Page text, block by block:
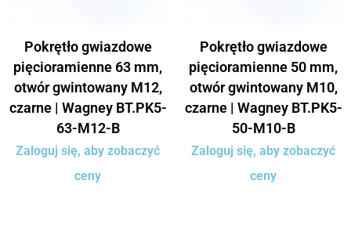
Pokrętło gwiazdowe
pięcioramienne 63 mm,
otwór gwintowany M12,
czarne | Wagney BT.PK5-
63-M12-B
Zaloguj się, aby zobaczyć
ceny
Pokrętło gwiazdowe
pięcioramienne 50 mm,
otwór gwintowany M10,
czarne | Wagney BT.PK5-
50-M10-B
Zaloguj się, aby zobaczyć
ceny